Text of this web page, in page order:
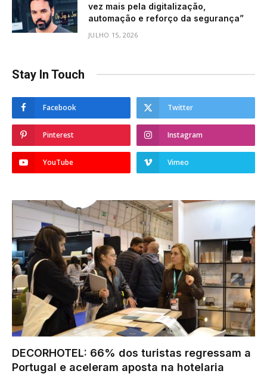
vez mais pela digitalização,
automação e reforço da segurança”
JULHO 15, 2026
Stay In Touch
Facebook Twitter
Pinterest Instagram
YouTube Vimeo
DECORHOTEL: 66% dos turistas regressam a
Portugal e aceleram aposta na hotelaria